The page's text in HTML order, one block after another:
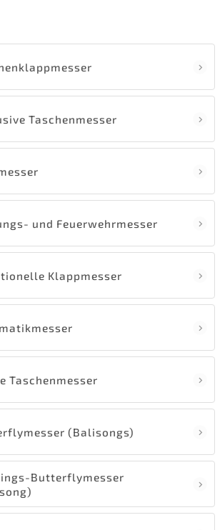
Taschenmesser
und Feuerwehrmesser
Klappmesser
Taschenmesser
(Balisongs)
Butterflymesser